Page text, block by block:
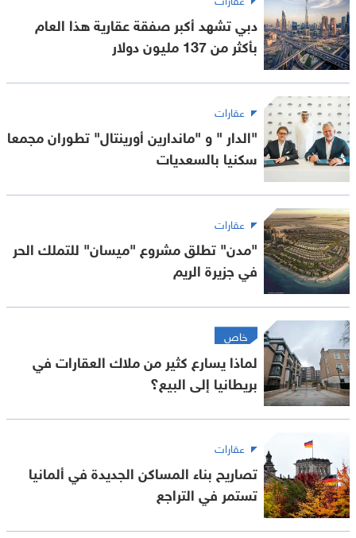
دبي تشهد أكبر صفقة عقارية هذا العام
بأكثر من 137 مليون دولار
عقارات
"الدار " و "ماندارين أورينتال" تطوران مجمعا
سكنيا بالسعديات
عقارات
"مدن" تطلق مشروع "ميسان" للتملك الحر
في جزيرة الريم
خاص
لماذا يسارع كثير من ملاك العقارات في
بريطانيا إلى البيع؟
عقارات
تصاريح بناء المساكن الجديدة في ألمانيا
تستمر في التراجع